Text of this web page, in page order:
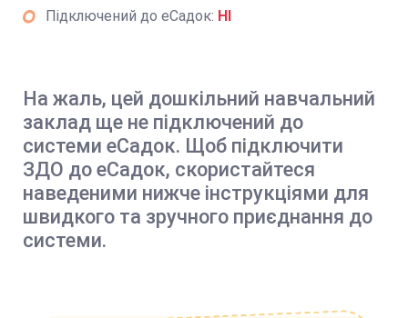
Підключений до еСадок: НІ
На жаль, цей дошкільний навчальний
заклад ще не підключений до
системи еСадок. Щоб підключити
ЗДО до еСадок, скористайтеся
наведеними нижче інструкціями для
швидкого та зручного приєднання до
системи.